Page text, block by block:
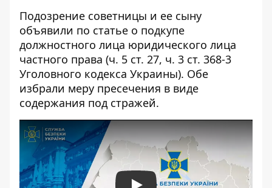
Подозрение советницы и ее сыну
объявили по статье о подкупе
должностного лица юридического лица
частного права (ч. 5 ст. 27, ч. 3 ст. 368-3
Уголовного кодекса Украины). Обе
избрали меру пресечения в виде
содержания под стражей.